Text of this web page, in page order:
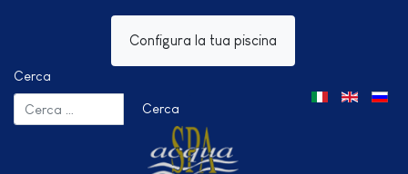
Configura la tua piscina
Cerca
Cerca
Seleziona la tua